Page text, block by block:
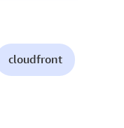
cloudfront